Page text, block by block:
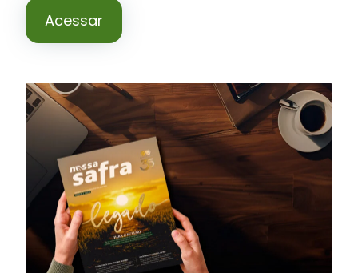
Acessar